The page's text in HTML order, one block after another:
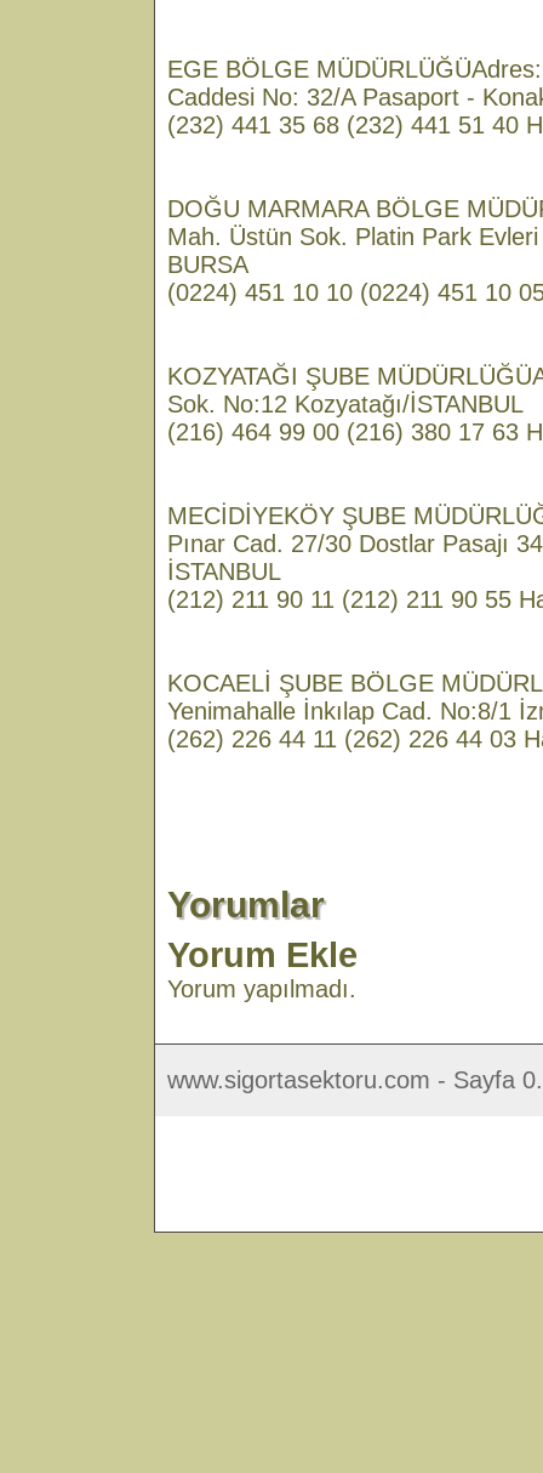
EGE BÖLGE
Caddesi No: 32/A Pasaport -
(232) 441 35 68 (232) 441 51 40
DOĞU MARMARA BÖLGE
Mah. Üstün Sok. Platin Park
BURSA
(0224) 451 10 10 (0224) 451 10
KOZYATAĞI ŞUBE
Sok. No:12 Kozyatağı/İSTANBUL
(216) 464 99 00 (216) 380 17 63
MECİDİYEKÖY ŞUBE
Pınar Cad. 27/30 Dostlar Pasajı
İSTANBUL
(212) 211 90 11 (212) 211 90 55
KOCAELİ ŞUBE BÖLGE
Yenimahalle İnkılap Cad. No:8/1
(262) 226 44 11 (262) 226 44 03
Yorumlar
Yorum Ekle
Yorum yapılmadı.
www.sigortasektoru.com - Sayfa